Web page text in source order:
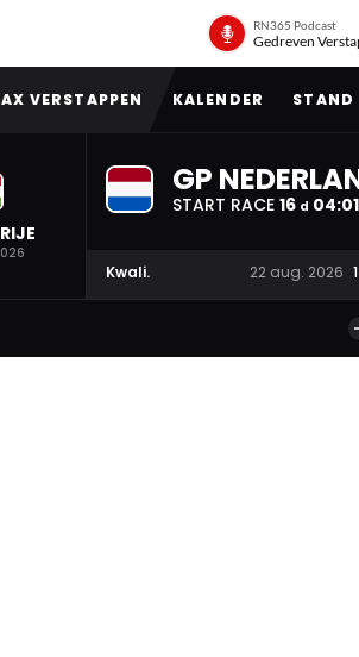
RN365 Podcast
Gedreven
VERSTAPPEN KALENDER STAND
GP
START RACE 16 d 04:01
Kwali. 22 aug. 2026